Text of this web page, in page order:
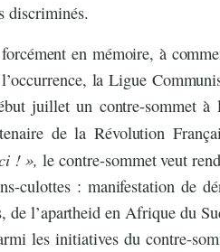
discriminés.
en mémoire, à
la Ligue
juillet un contre-sommet à
de la Révolution
! », le contre-sommet veut
culottes : manifestation de
de l’apartheid en Afrique du
les initiatives du contre-